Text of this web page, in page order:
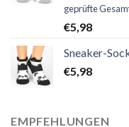
Bewertet
von 5
geprüfte
€5,98
Sneaker-
€5,98
EMPFEHLUNGEN